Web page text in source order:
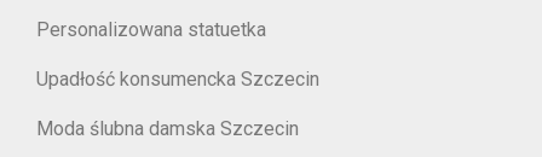
Personalizowana statuetka
Upadłość konsumencka Szczecin
Moda ślubna damska Szczecin